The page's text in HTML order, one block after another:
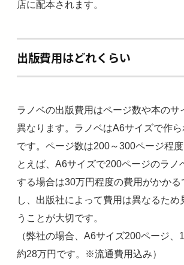
店に配本されます。
出版費用はどれくらい
ラノベの出版費用はページ数や本のサ
異なります。ラノベはA6サイズで作
です。ページ数は200～300ページ程
とえば、A6サイズで200ページのラノ
する場合は30万円程度の費用がかか
し、出版社によって費用は異なるため
うことが大切です。
（弊社の場合、A6サイズ200ページ、
約28万円です。※流通費用込み）